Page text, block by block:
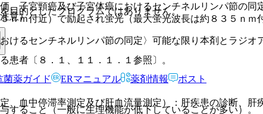
意）
者〔８．１、１１．１．１参照〕。
すること（一般に生理機能が低下していることが多い）。
子宮頸癌及び子宮体癌におけるセンチネルリンパ節の
ｎｍ付近）で励起され蛍光（最大蛍光波長は約８３５ｎｍ
けるセンチネルリンパ節の同定〉可能な限り本剤とラジ
血中停滞率測定及び肝血流量測定）：肝疾患の診断、肝
目的としたプログラムではありません。
菌薬ガイド ERマニュアル 薬剤情報 ポスト